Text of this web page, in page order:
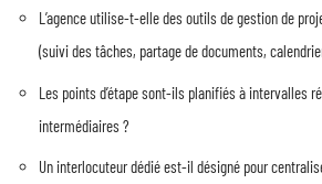
L’agence utilise-t-elle des outils de gestion de
(suivi des tâches, partage de documents,
Les points d’étape sont-ils planifiés à intervalles
intermédiaires ?
Un interlocuteur dédié est-il désigné pour